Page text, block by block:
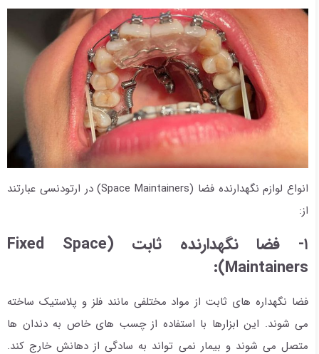
انواع لوازم نگهدارنده فضا (Space Maintainers) در ارتودنسی عبارتند
از:
۱- فضا نگهدارنده ثابت (Fixed Space
Maintainers):
فضا نگهداره های ثابت از مواد مختلفی مانند فلز و پلاستیک ساخته
می شوند. این ابزارها با استفاده از چسب های خاص به دندان ها
متصل می شوند و بیمار نمی تواند به سادگی از دهانش خارج کند.